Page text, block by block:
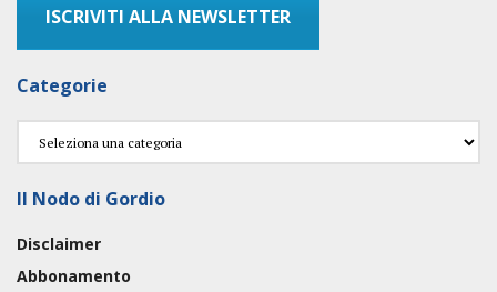
ISCRIVITI ALLA NEWSLETTER
Categorie
Categorie
Il Nodo di Gordio
Disclaimer
Abbonamento